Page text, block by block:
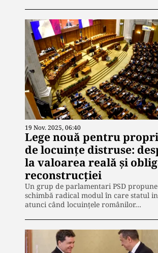
19 Nov. 2025, 06:40
Lege nouă pentru
de locuințe distruse:
la valoarea reală și
reconstrucției
Un grup de parlamentari PSD
schimbă radical modul în care statul
atunci când locuințele românilor…